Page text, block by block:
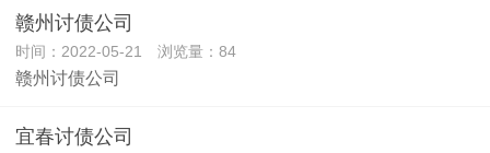
赣州讨债公司
时间：2022-05-21 浏览量：84
赣州讨债公司
宜春讨债公司